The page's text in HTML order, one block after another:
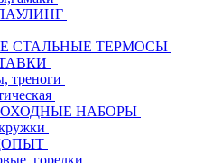
СТАЛЬНЫЕ ТЕРМОСЫ
треноги
НАБОРЫ
горелки